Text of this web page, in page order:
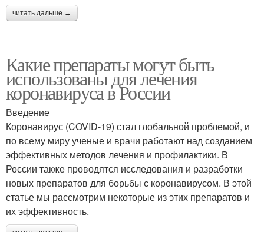
читать дальше →
Какие препараты могут быть
использованы для лечения
коронавируса в России
Введение
Коронавирус (COVID-19) стал глобальной проблемой, и
по всему миру ученые и врачи работают над созданием
эффективных методов лечения и профилактики. В
России также проводятся исследования и разработки
новых препаратов для борьбы с коронавирусом. В этой
статье мы рассмотрим некоторые из этих препаратов и
их эффективность.